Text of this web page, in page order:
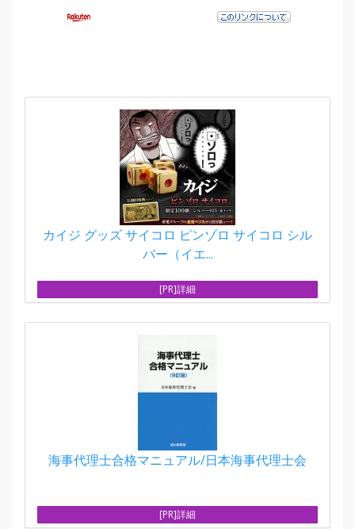
カイジ グッズ サイコロ ピンゾロ サイコロ シル
バー（イエ...
[PR]詳細
海事代理士合格マニュアル/日本海事代理士会
[PR]詳細